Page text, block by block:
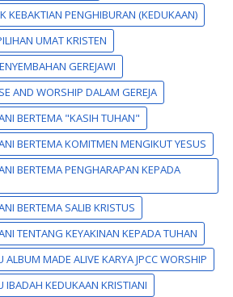
KEBAKTIAN PENGHIBURAN (KEDUKAAN)
UMAT KRISTEN
GEREJAWI
AND WORSHIP DALAM GEREJA
BERTEMA "KASIH TUHAN"
BERTEMA KOMITMEN MENGIKUT YESUS
BERTEMA PENGHARAPAN KEPADA
BERTEMA SALIB KRISTUS
TENTANG KEYAKINAN KEPADA TUHAN
MADE ALIVE KARYA JPCC WORSHIP
KEDUKAAN KRISTIANI